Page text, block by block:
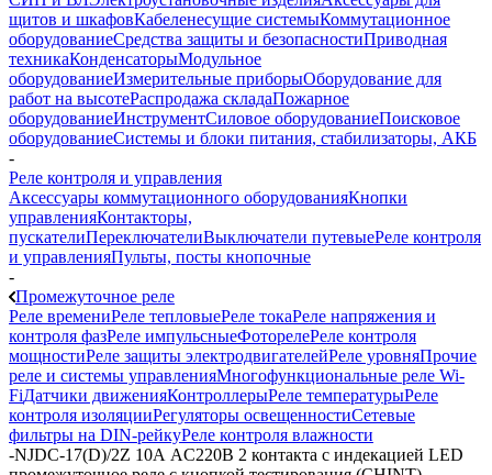
щитов и шкафовКабеленесущие системыКоммутационное
оборудованиеСредства защиты и безопасностиПриводная
техникаКонденсаторыМодульное
оборудованиеИзмерительные приборыОборудование для
работ на высотеРаспродажа складаПожарное
оборудованиеИнструментСиловое оборудованиеПоисковое
оборудованиеСистемы и блоки питания, стабилизаторы, АКБ
-
Реле контроля и управления
Аксессуары коммутационного оборудованияКнопки
управленияКонтакторы,
пускателиПереключателиВыключатели путевыеРеле контроля
и управленияПульты, посты кнопочные
-
Промежуточное реле
Реле времениРеле тепловыеРеле токаРеле напряжения и
контроля фазРеле импульсныеФоторелеРеле контроля
мощностиРеле защиты электродвигателейРеле уровняПрочие
реле и системы управленияМногофункциональные реле Wi-
FiДатчики движенияКонтроллерыРеле температурыРеле
контроля изоляцииРегуляторы освещенностиСетевые
фильтры на DIN-рейкуРеле контроля влажности
-NJDC-17(D)/2Z 10А AC220В 2 контакта с индекацией LED